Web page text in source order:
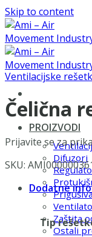
Skip to content
PROIZVODI
Difuzori
Zaštita
Ostali
Ventilacijske
Čelična
Prijavite se za
SKU:
Dodatne
Tip